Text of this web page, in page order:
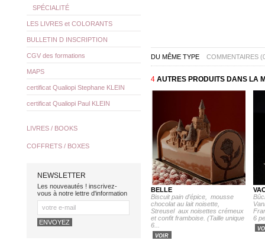
DU MÊME TYPE COMMENTAIRES
4 AUTRES PRODUITS DANS LA
BELLE
Biscuit pain d’épice, mousse
chocolat au lait noisette,
Streusel aux noisettes crémeux
et confit framboise. (Taille unique
6...
VOIR
6
SPÉCIALITÉ
LES LIVRES et COLORANTS
BULLETIN D INSCRIPTION
CGV des formations
MAPS
certificat Qualiopi Stephane KLEIN
certificat Qualiopi Paul KLEIN
LIVRES / BOOKS
COFFRETS / BOXES
NEWSLETTER
Les nouveautés ! inscrivez-
vous à notre lettre d'information